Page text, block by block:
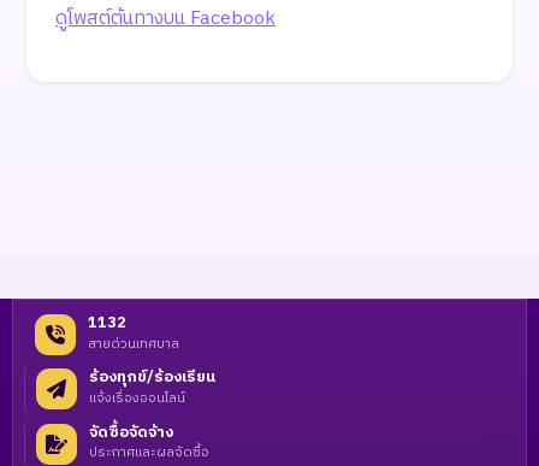
ดูโพสต์ต้นทางบน Facebook
1132
สายด่วนเทศบาล
ร้องทุกข์/ร้องเรียน
แจ้งเรื่องออนไลน์
จัดซื้อจัดจ้าง
ประกาศและผลจัดซื้อ